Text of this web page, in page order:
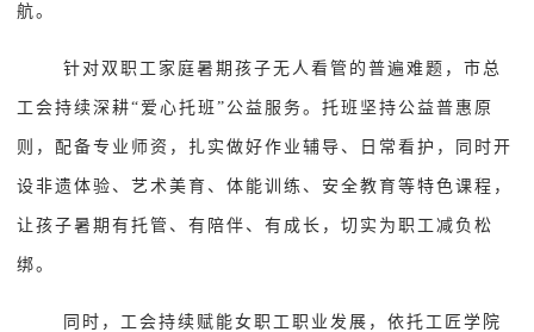
航。
针对双职工家庭暑期孩子无人看管的普遍难题，市总
工会持续深耕“爱心托班”公益服务。托班坚持公益普惠原
则，配备专业师资，扎实做好作业辅导、日常看护，同时开
设非遗体验、艺术美育、体能训练、安全教育等特色课程，
让孩子暑期有托管、有陪伴、有成长，切实为职工减负松
绑。
同时，工会持续赋能女职工职业发展，依托工匠学院